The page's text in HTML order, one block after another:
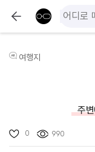
여행지
주
0 990